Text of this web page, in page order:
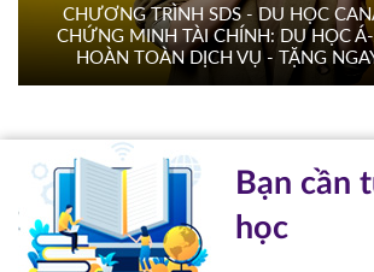
CHƯƠNG TRÌNH SDS - DU HỌC
CHỨNG MINH TÀI CHÍNH: DU HỌC
HOÀN TOÀN DỊCH VỤ - TẶNG
Bạn cần
học